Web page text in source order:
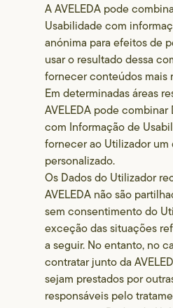
A AVELEDA pode
Usabilidade com
anónima para efeitos de
usar o resultado dessa
fornecer conteúdos mais
Em determinadas áreas
AVELEDA pode combinar
com Informação de
fornecer ao Utilizador
personalizado.
Os Dados do Utilizador
AVELEDA não são
sem consentimento do
exceção das situações
a seguir. No entanto, no
contratar junto da
sejam prestados por
responsáveis pelo